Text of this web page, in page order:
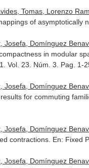
Tomas, Lorenzo
of asymptotically
Josefa, Domínguez
in modular
Vol. 23. Núm. 3. Pag. 1-
Josefa, Domínguez
for commuting
Josefa, Domínguez
contractions. En: Fixed
Josefa, Domínguez